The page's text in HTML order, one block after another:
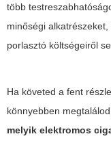
több
minőségi
porlasztó költségeiről
Ha követed a fent
könnyebben
melyik elektromos